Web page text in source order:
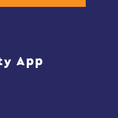
App